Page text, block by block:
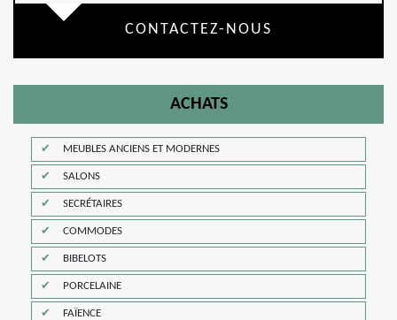
CONTACTEZ-NOUS
ACHATS
MEUBLES ANCIENS ET MODERNES
SALONS
SECRÉTAIRES
COMMODES
BIBELOTS
PORCELAINE
FAÏENCE